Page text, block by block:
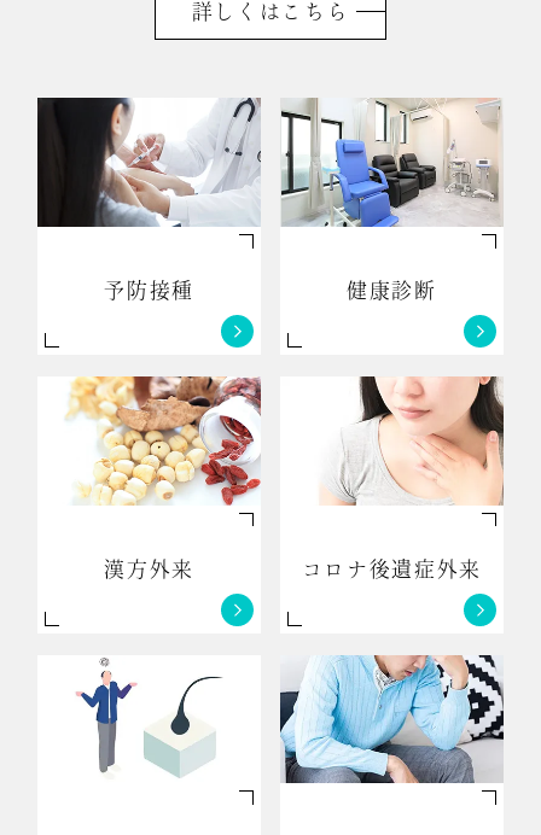
詳しくはこちら
予防接種 健康診断
漢方外来 コロナ後遺症外来